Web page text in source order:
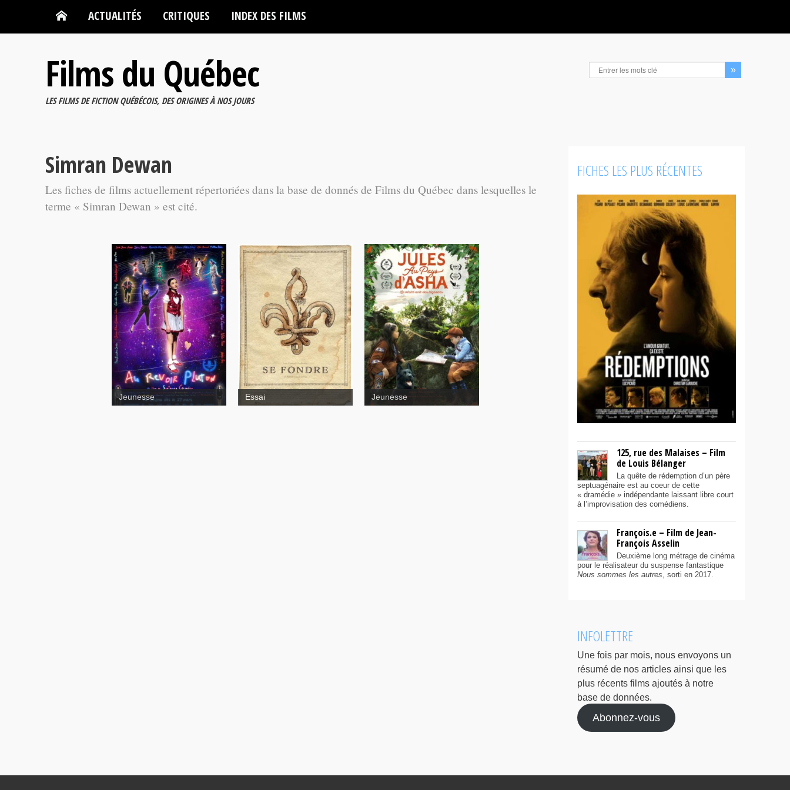
ACTUALITÉS CRITIQUES INDEX DES FILMS
Films du Québec
LES FILMS DE FICTION QUÉBÉCOIS, DES ORIGINES À NOS JOURS
Simran Dewan
Les fiches de films actuellement répertoriées dans la base de donnés de Films du Québec dans lesquelles le
terme « Simran Dewan » est cité.
Jeunesse
Nulle trace
La petite fille qui aimait
trop les allumettes
Essai Jeunesse
FICHES LES PLUS RÉCENTES
125, rue des Malaises – Film
de Louis Bélanger
La quête de rédemption d’un père
septuagénaire est au coeur de cette
« dramédie » indépendante laissant libre court
à l’improvisation des comédiens.
François.e – Film de Jean-
François Asselin
Deuxième long métrage de cinéma
pour le réalisateur du suspense fantastique
Nous sommes les autres, sorti en 2017.
INFOLETTRE
Une fois par mois, nous envoyons un
résumé de nos articles ainsi que les
plus récents films ajoutés à notre
base de données.
Abonnez-vous